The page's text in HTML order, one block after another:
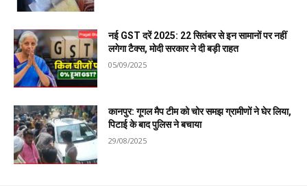
नई GST दरें 2025: 22 सितंबर से इन सामानों पर नहीं
लगेगा टैक्स, मोदी सरकार ने दी बड़ी राहत
05/09/2025
कानपुर: गूगल मैप टीम को चोर समझ ग्रामीणों ने घेर लिया,
पिटाई के बाद पुलिस ने बचाया
29/08/2025